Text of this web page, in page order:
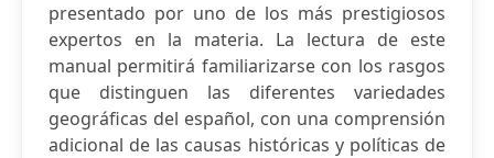
presentado por uno de los más prestigiosos
expertos en la materia. La lectura de este
manual permitirá familiarizarse con los rasgos
que distinguen las diferentes variedades
geográficas del español, con una comprensión
adicional de las causas históricas y políticas de